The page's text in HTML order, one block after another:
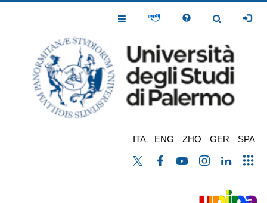
Toggle
Toggle
ITA ENG ZHO GER SPA